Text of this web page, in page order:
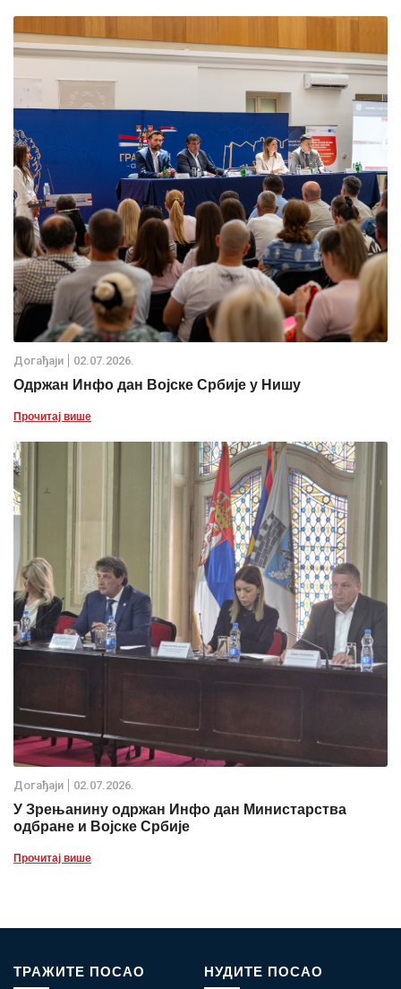
Дoгађаjи 02.07.2026.
Одржан Инфо дан Војске Србије у Нишу
Прочитај више
Дoгађаjи 02.07.2026.
У Зрењанину одржан Инфо дан Министарства
одбране и Војске Србије
Прочитај више
ТРАЖИТЕ ПОСАО НУДИТЕ ПОСАО